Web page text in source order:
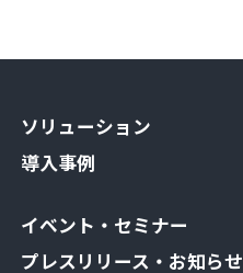
ソリューション
導入事例
イベント・セミナー
プレスリリース・お知らせ